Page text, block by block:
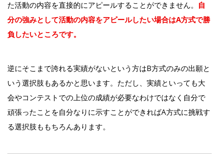
た活動の内容を直接的にアピールすることができません。 自
分の強みとして活動の内容をアピールしたい場合はA方式で勝
負したいところです。
逆にそこまで誇れる実績がないという方はB方式のみの出願と
いう選択肢もあるかと思います。ただし、実績といっても大
会やコンテストでの上位の成績が必要なわけではなく自分で
頑張ったことを自分なりに示すことができればA方式に挑戦す
る選択肢ももちろんあります。